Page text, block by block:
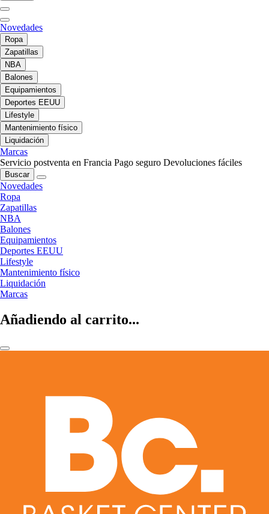
Novedades
Ropa
Zapatillas
NBA
Balones
Equipamientos
Deportes EEUU
Lifestyle
Mantenimiento físico
Liquidación
Marcas
Servicio postventa en Francia Pago seguro Devoluciones fáciles
Buscar
Novedades
Ropa
Zapatillas
NBA
Balones
Equipamientos
Deportes EEUU
Lifestyle
Mantenimiento físico
Liquidación
Marcas
Añadiendo al carrito...